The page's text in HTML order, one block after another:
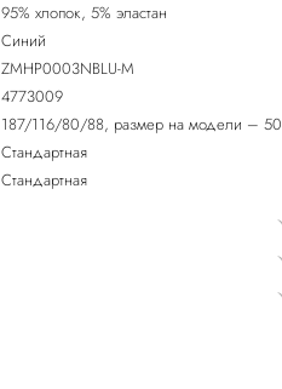
95% хлопок, 5% эластан
Синий
ZMHP0003NBLU-M
4773009
187/116/80/88, размер на модели – 50
Стандартная
Стандартная